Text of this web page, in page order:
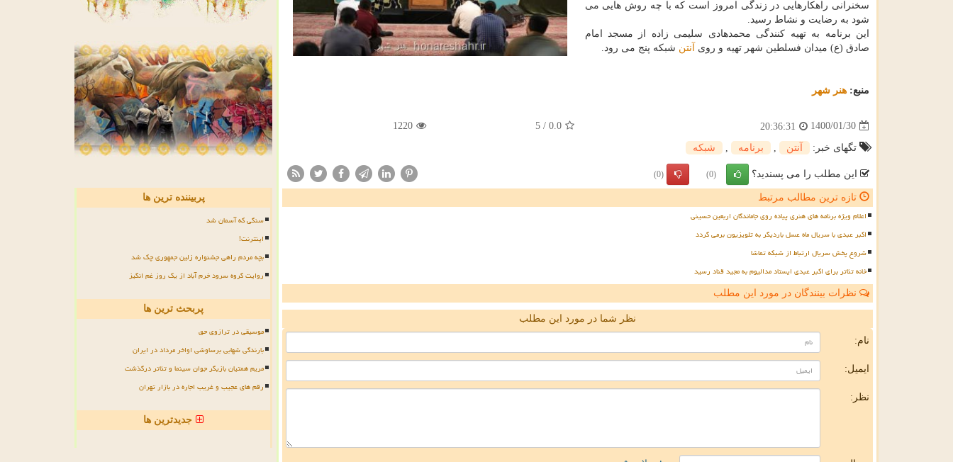
سخنرانی راهکارهایی در زندگی امروز است که با چه روش هایی می
شود به رضایت و نشاط رسید.
این برنامه به تهیه کنندگی محمدهادی سلیمی زاده از مسجد امام
صادق (ع) میدان فسلطین شهر تهیه و روی
آنتن شبکه پنج می رود.
منبع: هنر شهر
1400/01/30
20:36:31
0.0
/
5
1220
تگهای خبر: آنتن برنامه شبكه
این مطلب را می پسندید؟ (0)
(0)
تازه ترین مطالب مرتبط
اعلام ویژه برنامه های هنری پیاده روی جاماندگان اربعین حسینی
اکبر عبدی با سریال ماه عسل باردیگر به تلویزیون برمی گردد
شروع پخش سریال ارتباط از شبکه تماشا
خانه تئاتر برای اکبر عبدی ایستاد مدالیوم به مجید قناد رسید
نظرات بینندگان در مورد این مطلب
نظر شما در مورد این مطلب
نام:
ایمیل:
نظر:
پربیننده ترین ها
سنگی که آسمان شد
اینترنت!
بچه مردم راهی جشنواره زلین جمهوری چک شد
روایت گروه سرود خرم آباد از یک روز غم انگیز
پربحث ترین ها
موسیقی در ترازوی حق
بارندگی شهابی برساوشی اواخر مرداد در ایران
مریم همتیان بازیگر جوان سینما و تئاتر درگذشت
رقم های عجیب و غریب اجاره در بازار تهران
جدیدترین ها